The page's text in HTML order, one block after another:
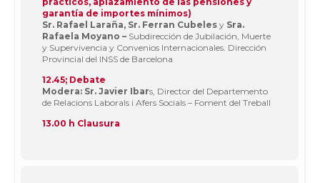
garantía de importes mínimos)
Sr. Rafael Laraña, Sr. Ferran Cubeles y Sra.
Rafaela Moyano – Subdirección de Jubilación, Muerte
y Supervivencia y Convenios Internacionales. Dirección
Provincial del INSS de Barcelona
12.45; Debate
Modera: Sr. Javier Ibars, Director del Departemento
de Relacions Laborals i Afers Socials – Foment del Treball
13.00 h Clausura